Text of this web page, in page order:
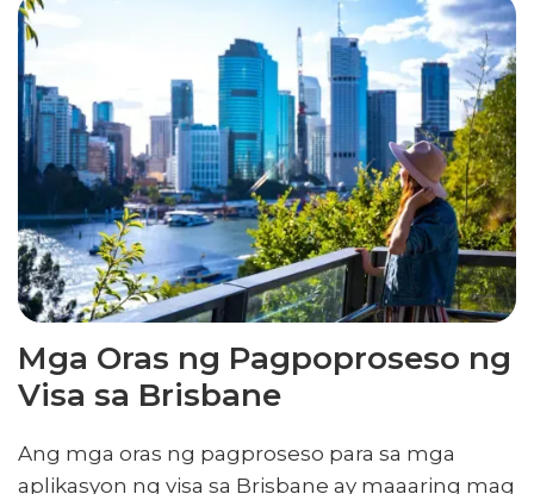
Mga Oras ng Pagpoproseso ng
Visa sa Brisbane
Ang mga oras ng pagproseso para sa mga
aplikasyon ng visa sa Brisbane ay maaaring mag